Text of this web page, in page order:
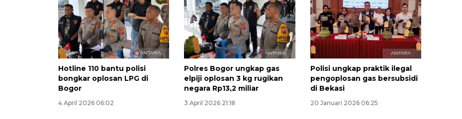
Hotline 110 bantu polisi
bongkar oplosan LPG di
Bogor
4 April 2026 06:02
Polres Bogor ungkap gas
elpiji oplosan 3 kg rugikan
negara Rp13,2 miliar
3 April 2026 21:18
Polisi ungkap praktik ilegal
pengoplosan gas bersubsidi
di Bekasi
20 Januari 2026 06:25
Semifinal Piala AFF 2026
2026-08-09 15:00:00